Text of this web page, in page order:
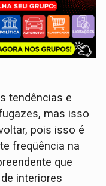
tendências e
mas isso
pois isso é
freqüência na
que
interiores